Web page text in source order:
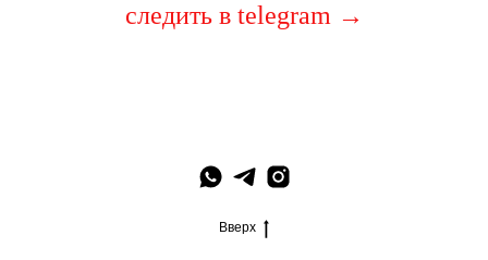
следить в telegram →
Вверх